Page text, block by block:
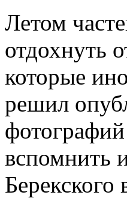
Летом
отдохнуть
которые
решил
вспомнить